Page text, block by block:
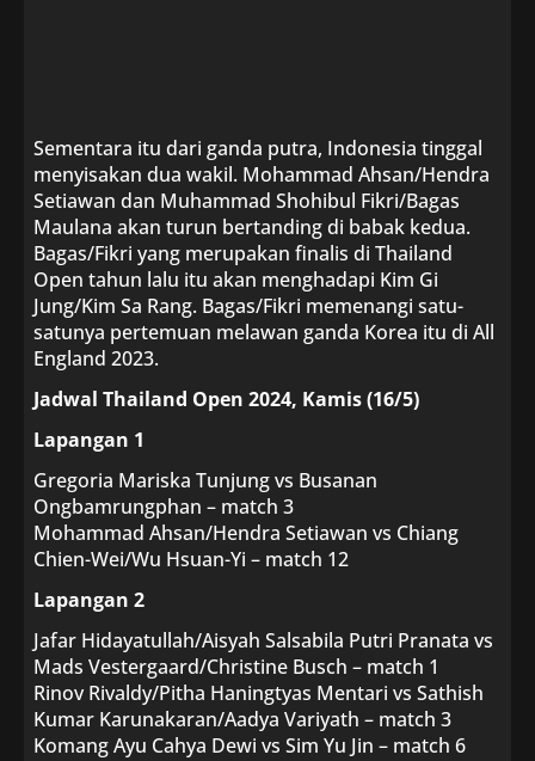
Sementara itu dari ganda putra, Indonesia tinggal
menyisakan dua wakil. Mohammad Ahsan/Hendra
Setiawan dan Muhammad Shohibul Fikri/Bagas
Maulana akan turun bertanding di babak kedua.
Bagas/Fikri yang merupakan finalis di Thailand
Open tahun lalu itu akan menghadapi Kim Gi
Jung/Kim Sa Rang. Bagas/Fikri memenangi satu-
satunya pertemuan melawan ganda Korea itu di All
England 2023.
Jadwal Thailand Open 2024, Kamis (16/5)
Lapangan 1
Gregoria Mariska Tunjung vs Busanan
Ongbamrungphan – match 3
Mohammad Ahsan/Hendra Setiawan vs Chiang
Chien-Wei/Wu Hsuan-Yi – match 12
Lapangan 2
Jafar Hidayatullah/Aisyah Salsabila Putri Pranata vs
Mads Vestergaard/Christine Busch – match 1
Rinov Rivaldy/Pitha Haningtyas Mentari vs Sathish
Kumar Karunakaran/Aadya Variyath – match 3
Komang Ayu Cahya Dewi vs Sim Yu Jin – match 6